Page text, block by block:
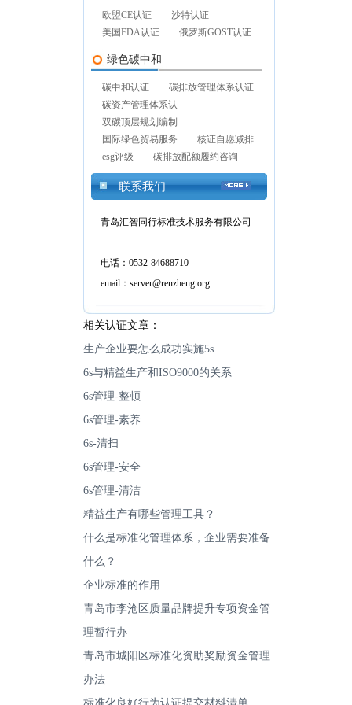
欧盟CE认证
沙特认证
美国FDA认证
俄罗斯GOST认证
绿色碳中和
碳中和认证
碳排放管理体系认证
碳资产管理体系认
双碳顶层规划编制
国际绿色贸易服务
核证自愿减排
esg评级
碳排放配额履约咨询
联系我们
青岛汇智同行标准技术服务有限公司
电话：0532-84688710
email：server@renzheng.org
相关认证文章：
生产企业要怎么成功实施5s
6s与精益生产和ISO9000的关系
6s管理-整顿
6s管理-素养
6s-清扫
6s管理-安全
6s管理-清洁
精益生产有哪些管理工具？
什么是标准化管理体系，企业需要准备
什么？
企业标准的作用
青岛市李沧区质量品牌提升专项资金管
理暂行办
青岛市城阳区标准化资助奖励资金管理
办法